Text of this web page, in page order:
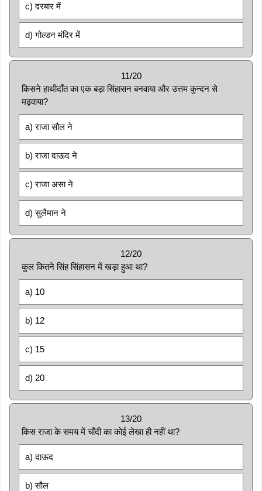
c) दरबार में
d) गोल्डन मंदिर में
11/20
किसने हाथीदाँत का एक बड़ा सिंहासन बनवाया और उत्तम कुन्दन से
मढ़वाया?
a) राजा सौल ने
b) राजा दाऊद ने
c) राजा असा ने
d) सुलैमान ने
12/20
कुल कितने सिंह सिंहासन में खड़ा हुआ था?
a) 10
b) 12
c) 15
d) 20
13/20
किस राजा के समय में चाँदी का कोई लेखा ही नहीं था?
a) दाऊद
b) सौल